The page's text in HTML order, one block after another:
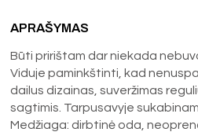
APRAŠYMAS
Būti pririštam dar niekada
Viduje paminkštinti, kad
dailus dizainas, suveržimas
sagtimis. Tarpusavyje
Medžiaga: dirbtinė oda,